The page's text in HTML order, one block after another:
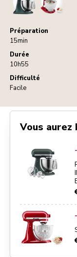
Préparation
15min
Durée
10h55
Difficulté
Facile
Vous aurez
Go toROBOT
Go toSORBETIÈRE